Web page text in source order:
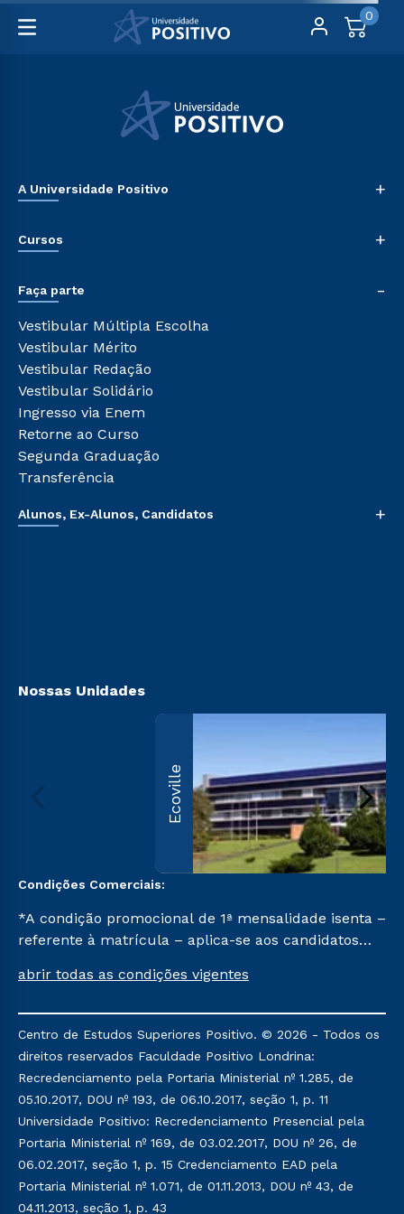
0
A Universidade Positivo +
Sala de Imprensa
Sou Colaborador
Ética e Integridade
Cursos +
Pós-graduação
Cursos de Medicina
Cursos Livres
Cursos Técnicos
Cursos Profissionalizantes
Faça parte -
Vestibular Múltipla Escolha
Vestibular Mérito
Vestibular Redação
Vestibular Solidário
Ingresso via Enem
Retorne ao Curso
Segunda Graduação
Transferência
Alunos, Ex-Alunos, Candidatos +
Nossas Unidades
Ecoville
Condições Comerciais:
*A condição promocional de 1ª mensalidade isenta –
referente à matrícula – aplica-se aos candidatos
na prova on-line ou agendada, que ofertam bolsas
semestre vigente, que ainda não tenham efetivado
e/ou não tenham cancelado ou trancado sua
matrícula em uma das Instituições da Cruzeiro do
Sul Educacional, no período de um ano. Tais
condições não se aplicam aos cursos de Medicina, e
também para matriculados via FIES, Prouni e
outros programas governamentais, e não se
acumula com nenhuma outra campanha ofertada
pela Instituição.
abrir todas as condições vigentes
Centro de Estudos Superiores Positivo. © 2026 - Todos os
direitos reservados Faculdade Positivo Londrina:
Recredenciamento pela Portaria Ministerial nº 1.285, de
05.10.2017, DOU nº 193, de 06.10.2017, seção 1, p. 11
Universidade Positivo: Recredenciamento Presencial pela
Portaria Ministerial nº 169, de 03.02.2017, DOU nº 26, de
06.02.2017, seção 1, p. 15 Credenciamento EAD pela
Portaria Ministerial nº 1.071, de 01.11.2013, DOU nº 43, de
04.11.2013, seção 1, p. 43